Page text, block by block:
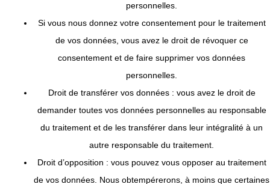
personnelles.
Si vous nous donnez votre consentement pour le traitement
de vos données, vous avez le droit de révoquer ce
consentement et de faire supprimer vos données
personnelles.
Droit de transférer vos données : vous avez le droit de
demander toutes vos données personnelles au responsable
du traitement et de les transférer dans leur intégralité à un
autre responsable du traitement.
Droit d’opposition : vous pouvez vous opposer au traitement
de vos données. Nous obtempérerons, à moins que certaines